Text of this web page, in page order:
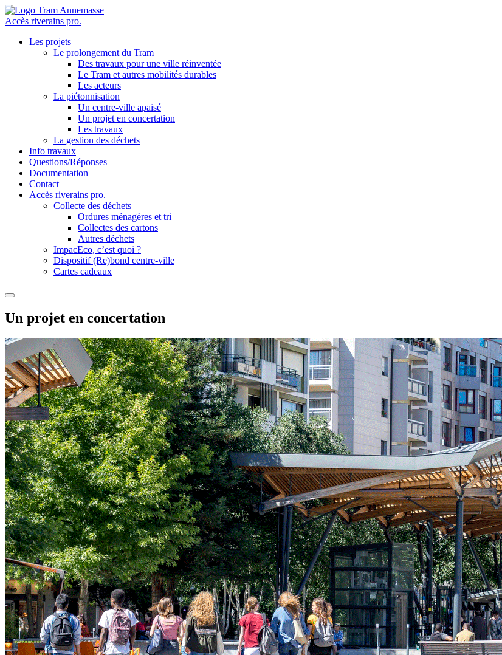
Accès riverains pro.
Les projets
Le prolongement du Tram
Des travaux pour une ville réinventée
Le Tram et autres mobilités durables
Les acteurs
La piétonnisation
Un centre-ville apaisé
Un projet en concertation
Les travaux
La gestion des déchets
Info travaux
Questions/Réponses
Documentation
Contact
Accès riverains pro.
Collecte des déchets
Ordures ménagères et tri
Collectes des cartons
Autres déchets
ImpacEco, c’est quoi ?
Dispositif (Re)bond centre-ville
Cartes cadeaux
Un projet en concertation